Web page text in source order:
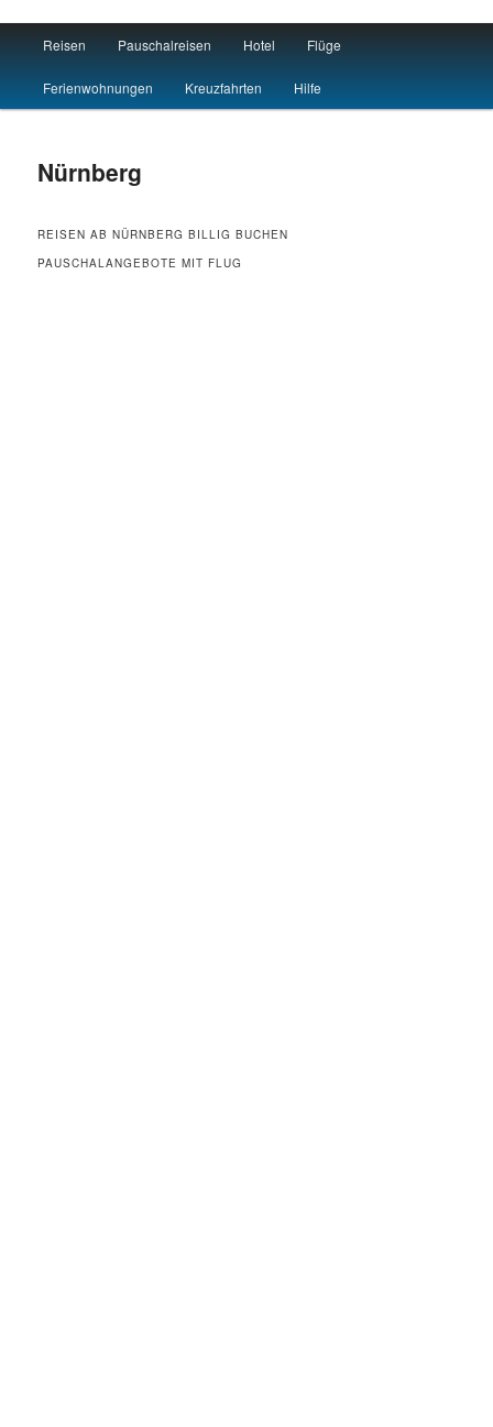
Hotel Flug Urlaub
Skip to primary content
Skip to secondary content
Reisen Pauschalreisen Hotel Flüge
Ferienwohnungen Kreuzfahrten Hilfe
Nürnberg
REISEN AB NÜRNBERG BILLIG BUCHEN
PAUSCHALANGEBOTE MIT FLUG